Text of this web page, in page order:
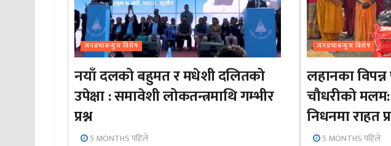
जनप्रभाबन्युज विशेष
नयाँ दलको बहुमत र मधेशी दलितको
उपेक्षा : समावेशी लोकतन्त्रमाथि गम्भीर
प्रश्न
5 MONTHS पहिले
जनप्रभाबन्युज विशेष
लहानका
चौधरीको
निधनमा राहत
5 MONTHS पहिले